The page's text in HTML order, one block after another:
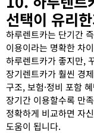
선택이 유리
하루렌트카는 단기간
이용이라는 명확한 차
하루렌트카가 좋지만,
장기렌트카가 훨씬 경
구조, 보험·정비 포함
장기간 이용할수록 만
정확하게 비교하면 자
도움이 됩니다.